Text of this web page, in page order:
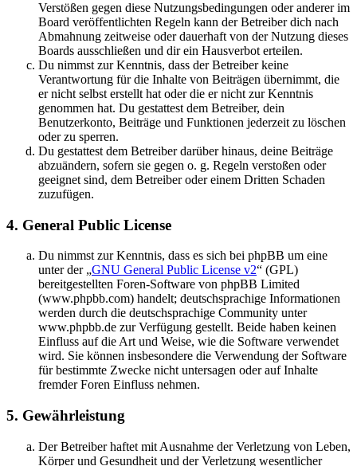
Verstößen gegen diese Nutzungsbedingungen oder anderer im
Board veröffentlichten Regeln kann der Betreiber dich nach
Abmahnung zeitweise oder dauerhaft von der Nutzung dieses
Boards ausschließen und dir ein Hausverbot erteilen.
Du nimmst zur Kenntnis, dass der Betreiber keine
Verantwortung für die Inhalte von Beiträgen übernimmt, die
er nicht selbst erstellt hat oder die er nicht zur Kenntnis
genommen hat. Du gestattest dem Betreiber, dein
Benutzerkonto, Beiträge und Funktionen jederzeit zu löschen
oder zu sperren.
Du gestattest dem Betreiber darüber hinaus, deine Beiträge
abzuändern, sofern sie gegen o. g. Regeln verstoßen oder
geeignet sind, dem Betreiber oder einem Dritten Schaden
zuzufügen.
4. General Public License
Du nimmst zur Kenntnis, dass es sich bei phpBB um eine
unter der „GNU General Public License v2“ (GPL)
bereitgestellten Foren-Software von phpBB Limited
(www.phpbb.com) handelt; deutschsprachige Informationen
werden durch die deutschsprachige Community unter
www.phpbb.de zur Verfügung gestellt. Beide haben keinen
Einfluss auf die Art und Weise, wie die Software verwendet
wird. Sie können insbesondere die Verwendung der Software
für bestimmte Zwecke nicht untersagen oder auf Inhalte
fremder Foren Einfluss nehmen.
5. Gewährleistung
Der Betreiber haftet mit Ausnahme der Verletzung von Leben,
Körper und Gesundheit und der Verletzung wesentlicher